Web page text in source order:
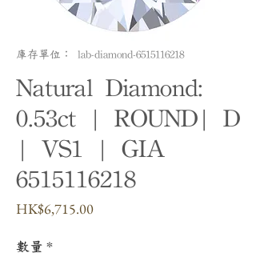
庫存單位： lab-diamond-6515116218
Natural Diamond:
0.53ct | ROUND| D
| VS1 | GIA
6515116218
HK$6,715.00價
數量 *